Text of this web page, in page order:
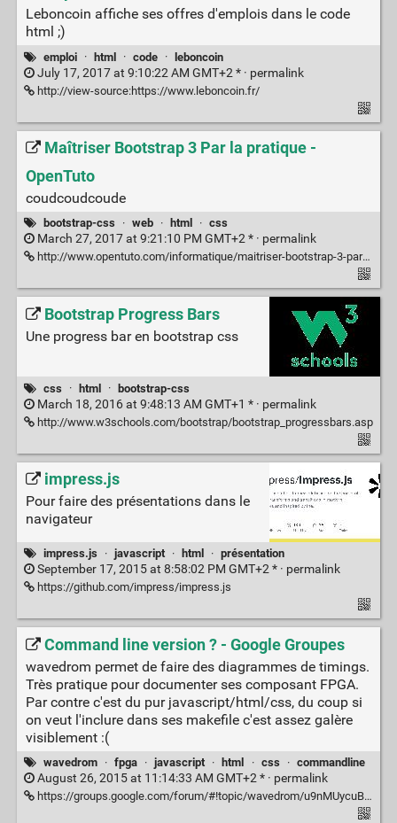
Leboncoin affiche ses offres d'emplois dans le code
html ;)
emploi · html · code · leboncoin
July 17, 2017 at 9:10:22 AM GMT+2 * · permalink
http://view-source:https://www.leboncoin.fr/
Maîtriser Bootstrap 3 Par la pratique -
OpenTuto
coudcoudcoude
bootstrap-css · web · html · css
March 27, 2017 at 9:21:10 PM GMT+2 * · permalink
http://www.opentuto.com/informatique/maitriser-bootstrap-3-par-la-pratique/
Bootstrap Progress Bars
Une progress bar en bootstrap css
css · html · bootstrap-css
March 18, 2016 at 9:48:13 AM GMT+1 * · permalink
http://www.w3schools.com/bootstrap/bootstrap_progressbars.asp
impress.js
Pour faire des présentations dans le
navigateur
impress.js · javascript · html · présentation
September 17, 2015 at 8:58:02 PM GMT+2 * · permalink
https://github.com/impress/impress.js
Command line version ? - Google Groupes
wavedrom permet de faire des diagrammes de timings.
Très pratique pour documenter ses composant FPGA.
Par contre c'est du pur javascript/html/css, du coup si
on veut l'inclure dans ses makefile c'est assez galère
visiblement :(
wavedrom · fpga · javascript · html · css · commandline
August 26, 2015 at 11:14:33 AM GMT+2 * · permalink
https://groups.google.com/forum/#!topic/wavedrom/u9nMUycuBDw